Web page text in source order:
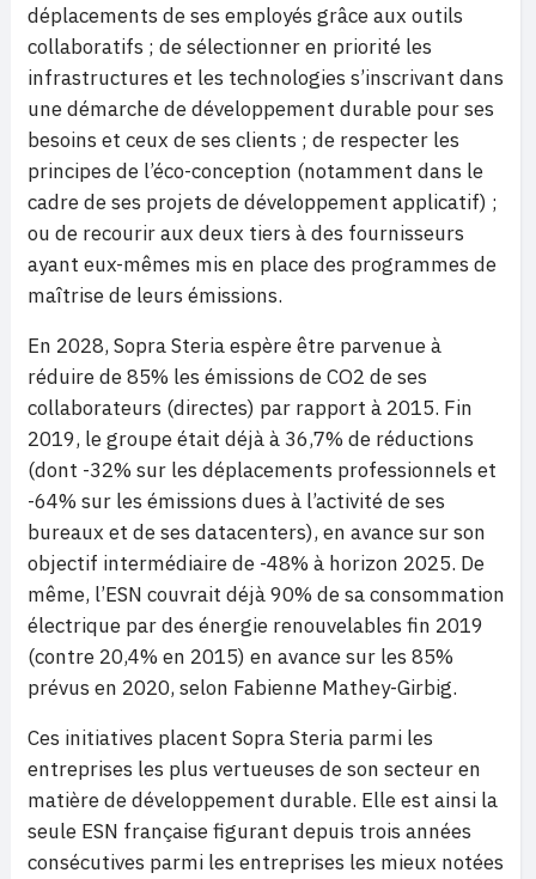
déplacements de ses employés grâce aux outils
collaboratifs ; de sélectionner en priorité les
infrastructures et les technologies s’inscrivant dans
une démarche de développement durable pour ses
besoins et ceux de ses clients ; de respecter les
principes de l’éco-conception (notamment dans le
cadre de ses projets de développement applicatif) ;
ou de recourir aux deux tiers à des fournisseurs
ayant eux-mêmes mis en place des programmes de
maîtrise de leurs émissions.
En 2028, Sopra Steria espère être parvenue à
réduire de 85% les émissions de CO2 de ses
collaborateurs (directes) par rapport à 2015. Fin
2019, le groupe était déjà à 36,7% de réductions
(dont -32% sur les déplacements professionnels et
-64% sur les émissions dues à l’activité de ses
bureaux et de ses datacenters), en avance sur son
objectif intermédiaire de -48% à horizon 2025. De
même, l’ESN couvrait déjà 90% de sa consommation
électrique par des énergie renouvelables fin 2019
(contre 20,4% en 2015) en avance sur les 85%
prévus en 2020, selon Fabienne Mathey-Girbig.
Ces initiatives placent Sopra Steria parmi les
entreprises les plus vertueuses de son secteur en
matière de développement durable. Elle est ainsi la
seule ESN française figurant depuis trois années
consécutives parmi les entreprises les mieux notées